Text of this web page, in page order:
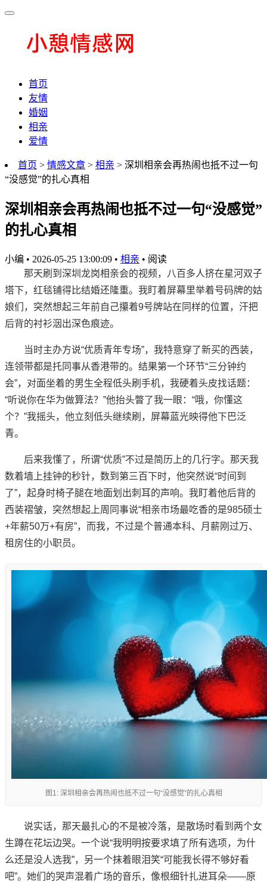
首页
友情
婚姻
相亲
爱情
首页 > 情感文章 > 相亲 > 深圳相亲会再热闹也抵不过一句
“没感觉”的扎心真相
深圳相亲会再热闹也抵不过一句“没感觉”
的扎心真相
小编 • 2026-05-25 13:00:09 • 相亲 • 阅读
那天刷到深圳龙岗相亲会的视频，八百多人挤在星河双子
塔下，红毯铺得比结婚还隆重。我盯着屏幕里举着号码牌的姑
娘们，突然想起三年前自己攥着9号牌站在同样的位置，汗把
后背的衬衫洇出深色痕迹。
当时主办方说“优质青年专场”，我特意穿了新买的西装，
连领带都是托同事从香港带的。结果第一个环节“三分钟约
会”，对面坐着的男生全程低头刷手机，我硬着头皮找话题：
“听说你在华为做算法？”他抬头瞥了我一眼：“哦，你懂这
个？”我摇头，他立刻低头继续刷，屏幕蓝光映得他下巴泛
青。
后来我懂了，所谓“优质”不过是简历上的几行字。那天我
数着墙上挂钟的秒针，数到第三百下时，他突然说“时间到
了”，起身时椅子腿在地面划出刺耳的声响。我盯着他后背的
西装褶皱，突然想起上周同事说“相亲市场最吃香的是985硕士
+年薪50万+有房”，而我，不过是个普通本科、月薪刚过万、
租房住的小职员。
图1: 深圳相亲会再热闹也抵不过一句“没感觉”的扎心真相
说实话，那天最扎心的不是被冷落，是散场时看到两个女
生蹲在花坛边哭。一个说“我明明按要求填了所有选项，为什
么还是没人选我”，另一个抹着眼泪笑“可能我长得不够好看
吧”。她们的哭声混着广场的音乐，像根细针扎进耳朵——原